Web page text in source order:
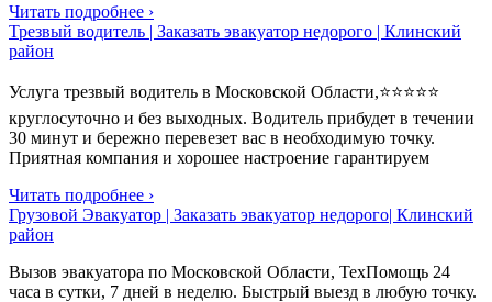
Читать подробнее ›
Трезвый водитель | Заказать эвакуатор недорого | Клинский
район
Услуга трезвый водитель в Московской Области,⭐⭐⭐⭐⭐
круглосуточно и без выходных. Водитель прибудет в течении
30 минут и бережно перевезет вас в необходимую точку.
Приятная компания и хорошее настроение гарантируем
Читать подробнее ›
Грузовой Эвакуатор | Заказать эвакуатор недорого| Клинский
район
Вызов эвакуатора по Московской Области, ТехПомощь 24
часа в сутки, 7 дней в неделю. Быстрый выезд в любую точку.